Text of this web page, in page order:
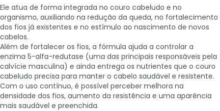
Ele atua de forma integrada no couro cabeludo e no
organismo, auxiliando na redução da queda, no fortalecimento
dos fios já existentes e no estímulo ao nascimento de novos
cabelos.
Além de fortalecer os fios, a fórmula ajuda a controlar a
enzima 5-alfa-redutase (uma das principais responsáveis pela
calvície masculina) e ainda entrega os nutrientes que o couro
cabeludo precisa para manter o cabelo saudável e resistente.
Com o uso contínuo, é possível perceber melhora na
densidade dos fios, aumento da resistência e uma aparência
mais saudável e preenchida.